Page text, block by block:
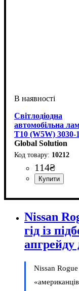
Світлодіодна
автомобільна
T10 (W5W) 3030-
CREE CANBUS
White
Global Solution
10212
114₴
Samsung
SMD
6000 K
Nissan
гід із
Nissan